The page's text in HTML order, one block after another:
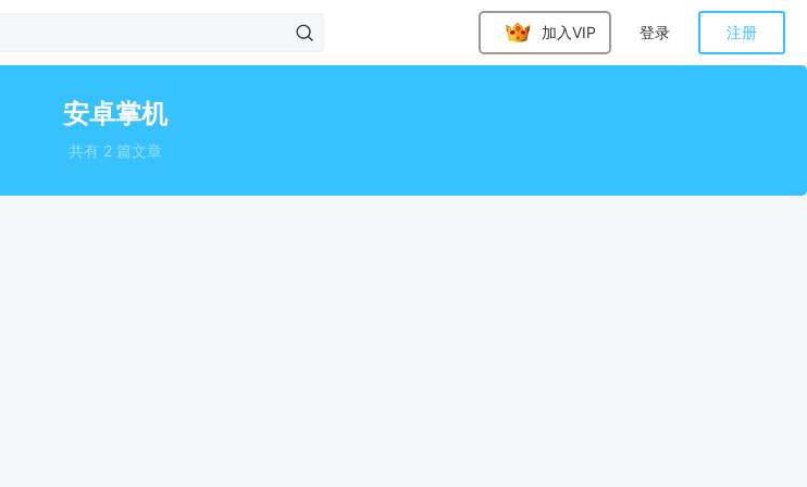
加入VIP 登录 注册
安卓掌机
共有 2 篇文章